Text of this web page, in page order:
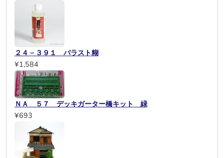
２４－３９１ バラスト糊
¥1,584
ＮＡ ５７ デッキガーター橋キット 緑
¥693